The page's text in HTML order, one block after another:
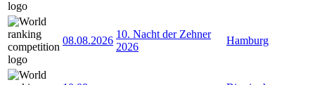
08.08.2026
10. Nacht der Zehner
2026
Hamburg